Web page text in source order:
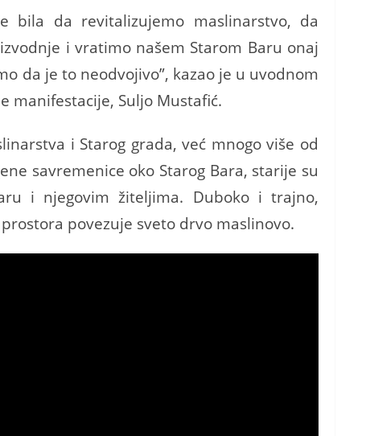
bila da revitalizujemo maslinarstvo, da
i vratimo našem Starom Baru onaj
da je to neodvojivo”, kazao je u uvodnom
manifestacije, Suljo Mustafić.
i Starog grada, već mnogo više od
savremenice oko Starog Bara, starije su
i njegovim žiteljima. Duboko i trajno,
povezuje sveto drvo maslinovo.